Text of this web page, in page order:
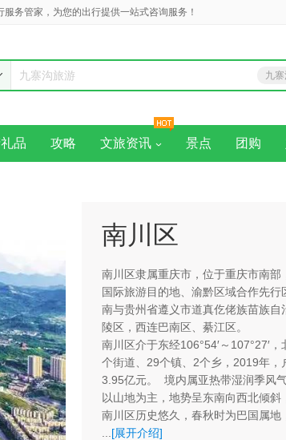
务管家，为您的出行提供一站式咨询服务！
九寨
九寨沟旅游
品 攻略 文旅资讯 景点 团购
南川区
南川区隶属重庆市，位于重庆市南
国际旅游目的地、渝黔区域合作先行
南与贵州省遵义市道真仡佬族苗族
陵区，西连巴南区、綦江区。
南川区介于东经106°54′～107°27′
个街道、29个镇、2个乡，2019年，
3.95亿元。 境内属亚热带湿润季风
以山地为主，地势呈东南向西北倾
南川区历史悠久，春秋时为巴国属地
[展开介绍]